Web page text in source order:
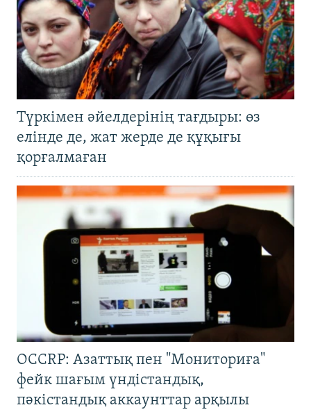
Түркімен әйелдерінің тағдыры: өз
елінде де, жат жерде де құқығы
қорғалмаған
OCCRP: Азаттық пен "Мониториға"
фейк шағым үндістандық,
пәкістандық аккаунттар арқылы